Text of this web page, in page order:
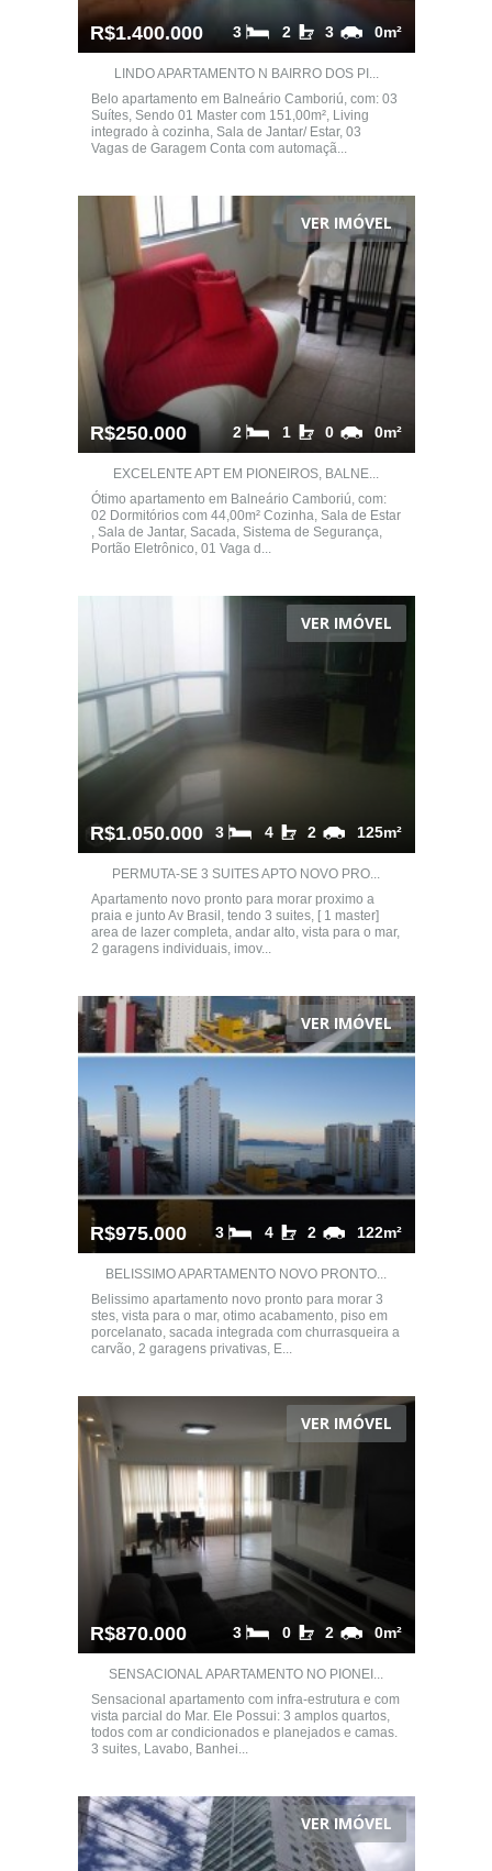
R$1.400.000 0m²
3
2
3
LINDO APARTAMENTO N BAIRRO DOS PI...
Belo apartamento em Balneário Camboriú, com: 03
Suítes, Sendo 01 Master com 151,00m², Living
integrado à cozinha, Sala de Jantar/ Estar, 03
Vagas de Garagem Conta com automaçã...
VER IMÓVEL
R$250.000 0m²
0
1
2
EXCELENTE APT EM PIONEIROS, BALNE...
Ótimo apartamento em Balneário Camboriú, com:
02 Dormitórios com 44,00m² Cozinha, Sala de Estar
, Sala de Jantar, Sacada, Sistema de Segurança,
Portão Eletrônico, 01 Vaga d...
VER IMÓVEL
R$1.050.000 125m²
2
4
3
PERMUTA-SE 3 SUITES APTO NOVO PRO...
Apartamento novo pronto para morar proximo a
praia e junto Av Brasil, tendo 3 suites, [ 1 master]
area de lazer completa, andar alto, vista para o mar,
2 garagens individuais, imov...
VER IMÓVEL
R$975.000 122m²
2
4
3
BELISSIMO APARTAMENTO NOVO PRONTO...
Belissimo apartamento novo pronto para morar 3
stes, vista para o mar, otimo acabamento, piso em
porcelanato, sacada integrada com churrasqueira a
carvão, 2 garagens privativas, E...
VER IMÓVEL
R$870.000 0m²
2
0
3
SENSACIONAL APARTAMENTO NO PIONEI...
Sensacional apartamento com infra-estrutura e com
vista parcial do Mar. Ele Possui: 3 amplos quartos,
todos com ar condicionados e planejados e camas.
3 suites, Lavabo, Banhei...
VER IMÓVEL